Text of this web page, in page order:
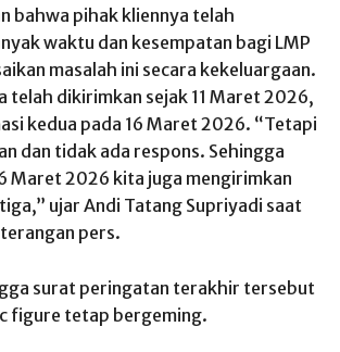
bahwa pihak kliennya telah
waktu dan kesempatan bagi LMP
masalah ini secara kekeluargaan.
telah dikirimkan sejak 11 Maret 2026,
kedua pada 16 Maret 2026. “Tetapi
dan tidak ada respons. Sehingga
Maret 2026 kita juga mengirimkan
ujar Andi Tatang Supriyadi saat
pers.
surat peringatan terakhir tersebut
figure tetap bergeming.